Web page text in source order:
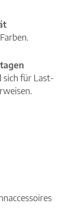
sich für Last-